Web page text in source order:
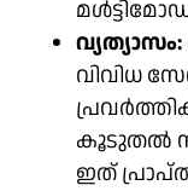
വ്യത്യാസം:
വിവിധ
കൂടുതൽ
ഇത്